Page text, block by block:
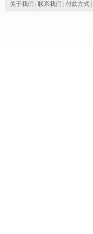
关于我们 联系我们 付款方式